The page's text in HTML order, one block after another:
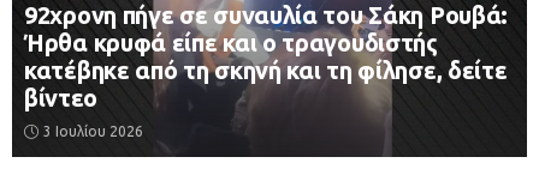
92χρονη πήγε σε συναυλία του Σάκη Ρουβά:
Ήρθα κρυφά είπε και ο τραγουδιστής
κατέβηκε από τη σκηνή και τη φίλησε, δείτε
βίντεο
3 Ιουλίου 2026